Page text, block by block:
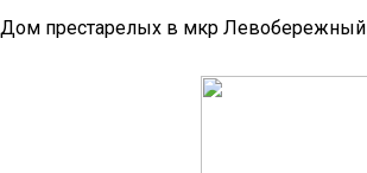
Дом престарелых в мкр Левобережный